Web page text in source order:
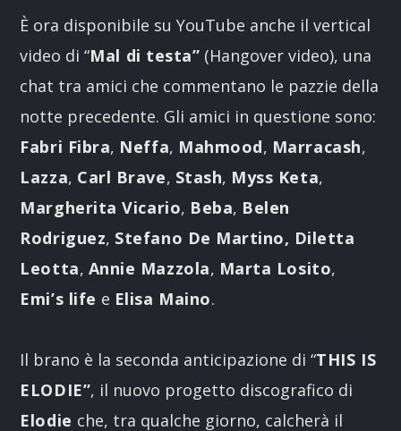
È ora disponibile su YouTube anche il vertical
video di “Mal di testa” (Hangover video), una
chat tra amici che commentano le pazzie della
notte precedente. Gli amici in questione sono:
Fabri Fibra, Neffa, Mahmood, Marracash,
Lazza, Carl Brave, Stash, Myss Keta,
Margherita Vicario, Beba, Belen
Rodriguez, Stefano De Martino, Diletta
Leotta, Annie Mazzola, Marta Losito,
Emi’s life e Elisa Maino.
Il brano è la seconda anticipazione di “THIS IS
ELODIE”, il nuovo progetto discografico di
Elodie che, tra qualche giorno, calcherà il